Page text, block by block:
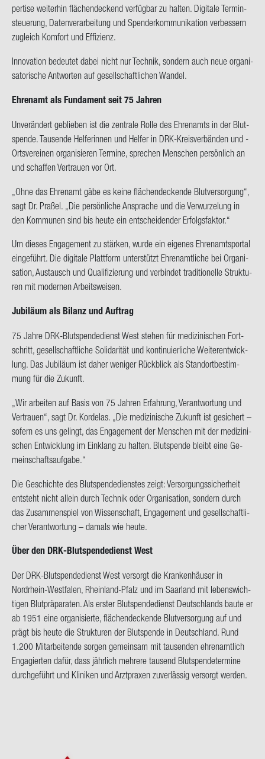
per­ti­se wei­ter­hin flä­chen­de­ckend ver­füg­bar zu hal­ten. Di­gi­ta­le Ter­min­
steue­rung, Da­ten­ver­ar­bei­tung und Spen­der­kom­mu­ni­ka­ti­on ver­bes­sern
zu­gleich Kom­fort und Ef­fi­zi­enz.
In­no­va­ti­on be­deu­tet dabei nicht nur Tech­nik, son­dern auch neue or­ga­ni­
sa­to­ri­sche Ant­wor­ten auf ge­sell­schaft­li­chen Wan­del.
Eh­ren­amt als Fun­da­ment seit 75 Jah­ren
Un­ver­än­dert ge­blie­ben ist die zen­tra­le Rolle des Eh­ren­amts in der Blut­
spen­de. Tau­sen­de Hel­fe­rin­nen und Hel­fer in DRK-​Kreisverbänden und -​
Ortsvereinen or­ga­ni­sie­ren Ter­mi­ne, spre­chen Men­schen per­sön­lich an
und schaf­fen Ver­trau­en vor Ort.
„Ohne das Eh­ren­amt gäbe es keine flä­chen­de­cken­de Blut­ver­sor­gung“,
sagt Dr. Pra­ßel. „Die per­sön­li­che An­spra­che und die Ver­wur­ze­lung in
den Kom­mu­nen sind bis heute ein ent­schei­den­der Er­folgs­fak­tor.“
Um die­ses En­ga­ge­ment zu stär­ken, wurde ein ei­ge­nes Eh­ren­amt­s­por­tal
ein­ge­führt. Die di­gi­ta­le Platt­form un­ter­stützt Eh­ren­amt­li­che bei Or­ga­ni­
sa­ti­on, Aus­tausch und Qua­li­fi­zie­rung und ver­bin­det tra­di­tio­nel­le Struk­tu­
ren mit mo­der­nen Ar­beits­wei­sen.
Ju­bi­lä­um als Bi­lanz und Auf­trag
75 Jahre DRK-​Blutspendedienst West ste­hen für me­di­zi­ni­schen Fort­
schritt, ge­sell­schaft­li­che So­li­da­ri­tät und kon­ti­nu­ier­li­che Wei­ter­ent­wick­
lung. Das Ju­bi­lä­um ist daher we­ni­ger Rück­blick als Stand­ort­be­stim­
mung für die Zu­kunft.
„Wir ar­bei­ten auf Basis von 75 Jah­ren Er­fah­rung, Ver­ant­wor­tung und
Ver­trau­en“, sagt Dr. Kor­de­las. „Die me­di­zi­ni­sche Zu­kunft ist ge­si­chert –
so­fern es uns ge­lingt, das En­ga­ge­ment der Men­schen mit der me­di­zi­ni­
schen Ent­wick­lung im Ein­klang zu hal­ten. Blut­spen­de bleibt eine Ge­
mein­schafts­auf­ga­be.“
Die Ge­schich­te des Blut­spen­de­diens­tes zeigt: Ver­sor­gungs­si­cher­heit
ent­steht nicht al­lein durch Tech­nik oder Or­ga­ni­sa­ti­on, son­dern durch
das Zu­sam­men­spiel von Wis­sen­schaft, En­ga­ge­ment und ge­sell­schaft­li­
cher Ver­ant­wor­tung – da­mals wie heute.
Über den DRK-​Blutspendedienst West
Der DRK-​Blutspendedienst West ver­sorgt die Kran­ken­häu­ser in
Nordrhein-​Westfalen, Rheinland-​Pfalz und im Saar­land mit le­bens­wich­
ti­gen Blut­prä­pa­ra­ten. Als ers­ter Blut­spen­de­dienst Deutsch­lands baute er
ab 1951 eine or­ga­ni­sier­te, flä­chen­de­cken­de Blut­ver­sor­gung auf und
prägt bis heute die Struk­tu­ren der Blut­spen­de in Deutsch­land. Rund
1.200 Mit­ar­bei­ten­de sor­gen ge­mein­sam mit tau­sen­den eh­ren­amt­lich
En­ga­gier­ten dafür, dass jähr­lich meh­re­re tau­send Blut­spen­de­ter­mi­ne
durch­ge­führt und Kli­ni­ken und Arzt­pra­xen zu­ver­läs­sig ver­sorgt wer­den.